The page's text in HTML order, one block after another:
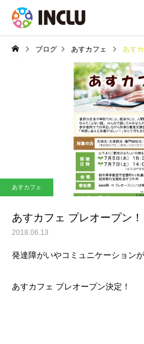
ブログ あすカフェ あす
あすカフェ
あすカフェ プレオープン！
2018.06.13
発達障がいやコミュニケーション
あすカフェ プレオープン決定！